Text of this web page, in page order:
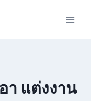
า แต่งงาน